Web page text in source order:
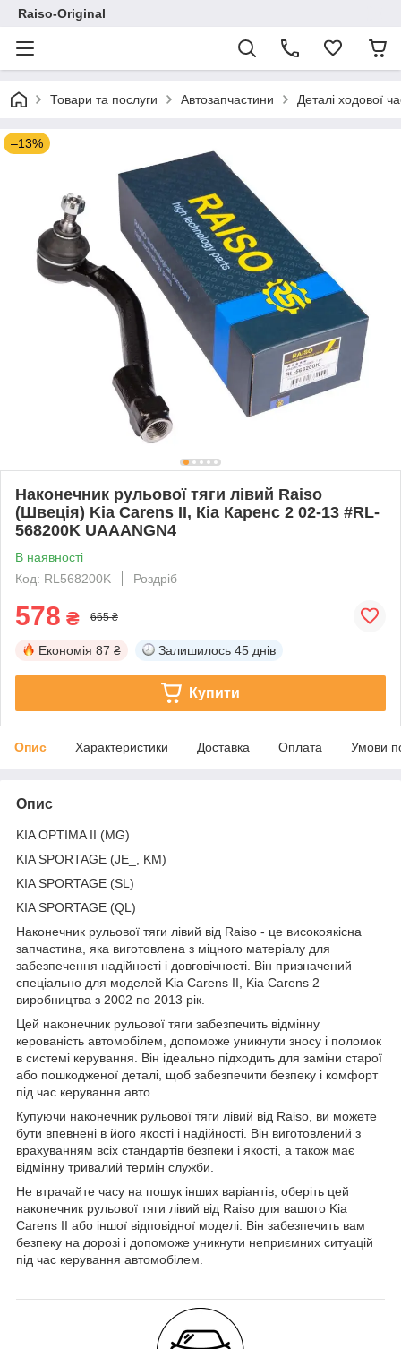
Raiso-Original
Товари та послуги Автозапчастини Деталі ходової
–13%
Наконечник рульової тяги лівий Raiso
(Швеція) Kia Carens II, Кіа Каренс 2 02-13 #RL-
568200K UAAANGN4
В наявності
Код: RL568200K
Роздріб
578 ₴ 665 ₴
Економія 87 ₴ Залишилось 45 днів
Купити
Опис Характеристики Доставка Оплата Умови
Опис
KIA OPTIMA II (MG)
KIA SPORTAGE (JE_, KM)
KIA SPORTAGE (SL)
KIA SPORTAGE (QL)
Наконечник рульової тяги лівий від Raiso - це високоякісна
запчастина, яка виготовлена з міцного матеріалу для
забезпечення надійності і довговічності. Він призначений
спеціально для моделей Kia Carens II, Kia Carens 2
виробництва з 2002 по 2013 рік.
Цей наконечник рульової тяги забезпечить відмінну
керованість автомобілем, допоможе уникнути зносу і поломок
в системі керування. Він ідеально підходить для заміни старої
або пошкодженої деталі, щоб забезпечити безпеку і комфорт
під час керування авто.
Купуючи наконечник рульової тяги лівий від Raiso, ви можете
бути впевнені в його якості і надійності. Він виготовлений з
врахуванням всіх стандартів безпеки і якості, а також має
відмінну тривалий термін служби.
Не втрачайте часу на пошук інших варіантів, оберіть цей
наконечник рульової тяги лівий від Raiso для вашого Kia
Carens II або іншої відповідної моделі. Він забезпечить вам
безпеку на дорозі і допоможе уникнути неприємних ситуацій
під час керування автомобілем.